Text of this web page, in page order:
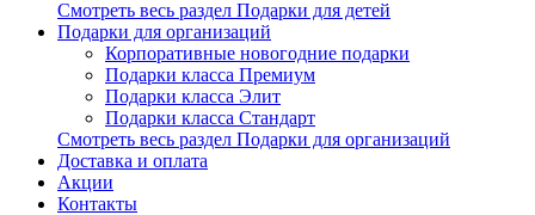
Смотреть весь раздел Подарки для детей
Подарки для организаций
Корпоративные новогодние подарки
Подарки класса Премиум
Подарки класса Элит
Подарки класса Стандарт
Смотреть весь раздел Подарки для организаций
Доставка и оплата
Акции
Контакты